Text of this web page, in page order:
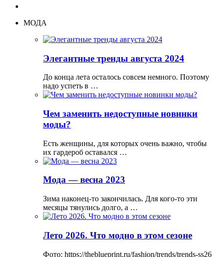
МОДА
Элегантные тренды августа 2024
До конца лета осталось совсем немного. Поэтому
надо успеть в …
Чем заменить недоступные новинки
моды?
Есть женщины, для которых очень важно, чтобы
их гардероб оставался …
Мода — весна 2023
Зима наконец-то закончилась. Для кого-то эти
месяцы тянулись долго, а …
Лето 2026. Что модно в этом сезоне
Фото: https://theblueprint.ru/fashion/trends/trends-ss26